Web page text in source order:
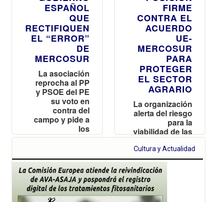
ESPAÑOL
QUE
RECTIFIQUEN
EL “ERROR”
DE
MERCOSUR
La asociación
reprocha al PP
y PSOE del PE
su voto en
contra del
campo y pide a
los
ayuntamientos
una moción
para proteger a
los productores
FIRME
CONTRA EL
ACUERDO
UE-
MERCOSUR
PARA
PROTEGER
EL SECTOR
AGRARIO
La organización
alerta del riesgo
para la
viabilidad de las
explotaciones
valencianas y
reclama
reciprocidad
importaciones
de terceros
Cultura y Actualidad